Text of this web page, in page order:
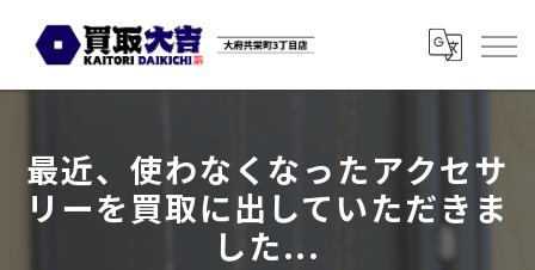
最近、使わなくなったアクセサ
リーを買取に出していただきま
した...